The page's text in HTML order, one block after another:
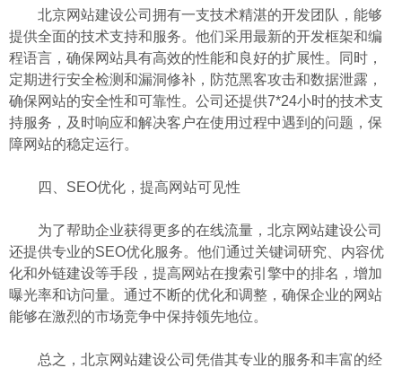
北京网站建设公司拥有一支技术精湛的开发团队，能够
提供全面的技术支持和服务。他们采用最新的开发框架和编
程语言，确保网站具有高效的性能和良好的扩展性。同时，
定期进行安全检测和漏洞修补，防范黑客攻击和数据泄露，
确保网站的安全性和可靠性。公司还提供7*24小时的技术支
持服务，及时响应和解决客户在使用过程中遇到的问题，保
障网站的稳定运行。
四、SEO优化，提高网站可见性
为了帮助企业获得更多的在线流量，北京网站建设公司
还提供专业的SEO优化服务。他们通过关键词研究、内容优
化和外链建设等手段，提高网站在搜索引擎中的排名，增加
曝光率和访问量。通过不断的优化和调整，确保企业的网站
能够在激烈的市场竞争中保持领先地位。
总之，北京网站建设公司凭借其专业的服务和丰富的经